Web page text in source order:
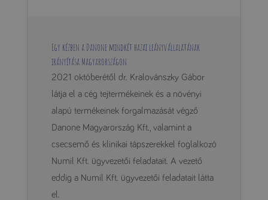
Egy kézben a Danone mindkét hazai leányvállalatának
irányítása Magyarországon
2021 októberétől dr. Kralovánszky Gábor
látja el a cég tejtermékeinek és a növényi
alapú termékeinek forgalmazását végző
Danone Magyarország Kft., valamint a
csecsemő és klinikai tápszerekkel foglalkozó
Numil Kft. ügyvezetői feladatait. A vezető
eddig a Numil Kft. ügyvezetői feladatait látta
el.